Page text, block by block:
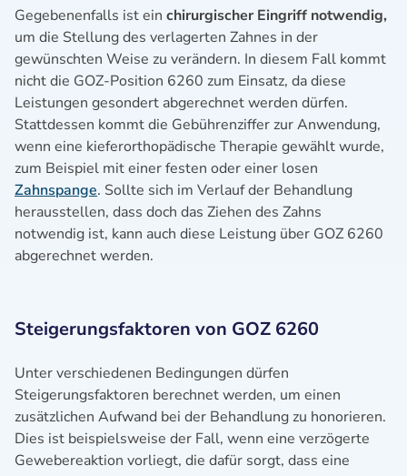
Gegebenenfalls ist ein chirurgischer Eingriff notwendig,
um die Stellung des verlagerten Zahnes in der
gewünschten Weise zu verändern. In diesem Fall kommt
nicht die GOZ-Position 6260 zum Einsatz, da diese
Leistungen gesondert abgerechnet werden dürfen.
Stattdessen kommt die Gebührenziffer zur Anwendung,
wenn eine kieferorthopädische Therapie gewählt wurde,
zum Beispiel mit einer festen oder einer losen
Zahnspange. Sollte sich im Verlauf der Behandlung
herausstellen, dass doch das Ziehen des Zahns
notwendig ist, kann auch diese Leistung über GOZ 6260
abgerechnet werden.
Steigerungsfaktoren von GOZ 6260
Unter verschiedenen Bedingungen dürfen
Steigerungsfaktoren berechnet werden, um einen
zusätzlichen Aufwand bei der Behandlung zu honorieren.
Dies ist beispielsweise der Fall, wenn eine verzögerte
Gewebereaktion vorliegt, die dafür sorgt, dass eine